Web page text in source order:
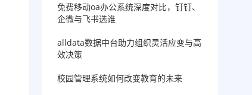
免费移动oa办公系统深度对比，钉钉、
企微与飞书选谁
alldata数据中台助力组织灵活应变与高
效决策
校园管理系统如何改变教育的未来